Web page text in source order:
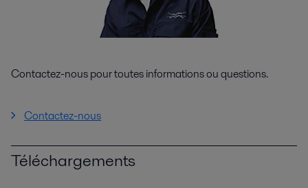
Contactez-nous pour toutes informations ou questions.
Contactez-nous
Téléchargements